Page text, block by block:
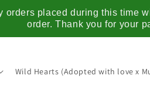
placed during this
order. Thank you for your
Wild Hearts (Adopted with love x